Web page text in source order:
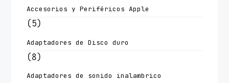
Accesorios y Periféricos Apple
(5)
Adaptadores de Disco duro
(8)
Adaptadores de sonido inalambrico